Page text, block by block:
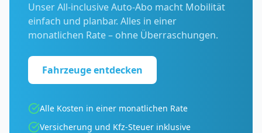
Unser All-inclusive Auto-Abo macht Mobilität
einfach und planbar. Alles in einer
monatlichen Rate – ohne Überraschungen.
Fahrzeuge entdecken
Alle Kosten in einer monatlichen Rate
Versicherung und Kfz-Steuer inklusive